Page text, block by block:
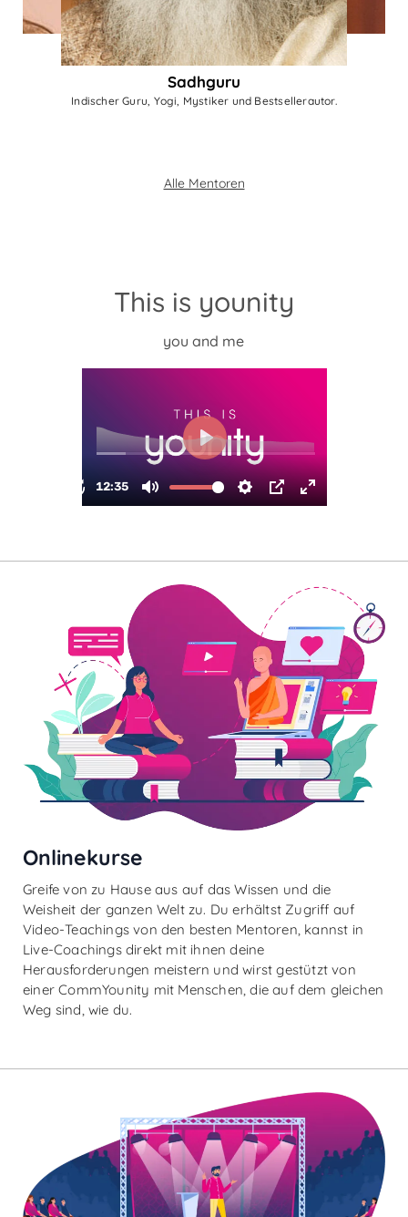
Sadhguru
Indischer Guru, Yogi, Mystiker und Bestsellerautor.
Alle Mentoren
This is younity
you and me
Onlinekurse
Greife von zu Hause aus auf das Wissen und die
Weisheit der ganzen Welt zu. Du erhältst Zugriff auf
Video-Teachings von den besten Mentoren, kannst in
Live-Coachings direkt mit ihnen deine
Herausforderungen meistern und wirst gestützt von
einer CommYounity mit Menschen, die auf dem gleichen
Weg sind, wie du.